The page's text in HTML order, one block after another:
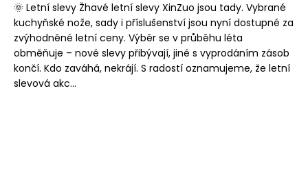
🌞 Letní slevy Žhavé letní slevy XinZuo jsou tady. Vybrané
kuchyňské nože, sady i příslušenství jsou nyní dostupné za
zvýhodněné letní ceny. Výběr se v průběhu léta
obměňuje – nové slevy přibývají, jiné s vyprodáním zásob
končí. Kdo zaváhá, nekrájí. S radostí oznamujeme, že letní
slevová akc...